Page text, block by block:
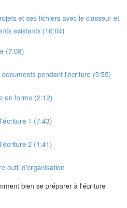
et ses fichiers avec le classeur et
existants (16:04)
(7:08)
pendant l'écriture (5:55)
en forme (2:12)
1 (7:43)
2 (1:41)
outil d'organisation
bien se préparer à l'écriture